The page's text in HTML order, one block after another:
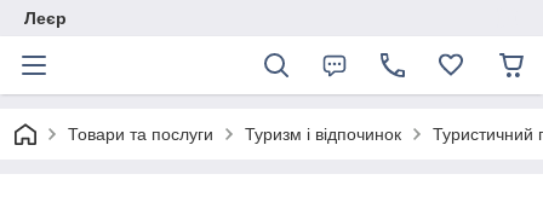
Леєр
Товари та послуги Туризм і відпочинок Туристичний